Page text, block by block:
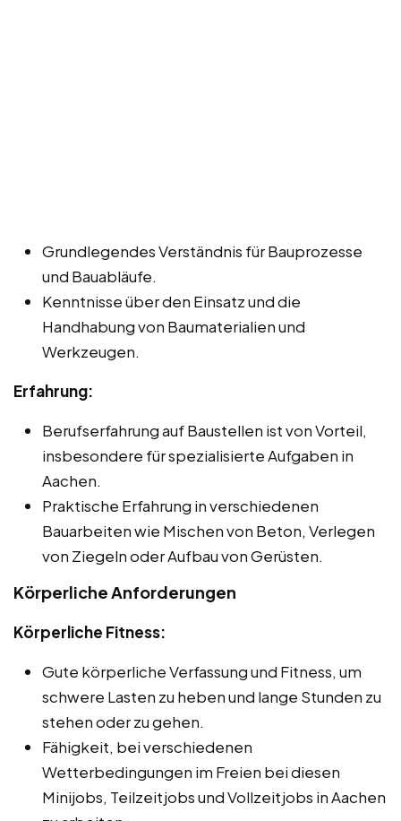
Grundlegendes Verständnis für Bauprozesse
und Bauabläufe.
Kenntnisse über den Einsatz und die
Handhabung von Baumaterialien und
Werkzeugen.
Erfahrung:
Berufserfahrung auf Baustellen ist von Vorteil,
insbesondere für spezialisierte Aufgaben in
Aachen.
Praktische Erfahrung in verschiedenen
Bauarbeiten wie Mischen von Beton, Verlegen
von Ziegeln oder Aufbau von Gerüsten.
Körperliche Anforderungen
Körperliche Fitness:
Gute körperliche Verfassung und Fitness, um
schwere Lasten zu heben und lange Stunden zu
stehen oder zu gehen.
Fähigkeit, bei verschiedenen
Wetterbedingungen im Freien bei diesen
Minijobs, Teilzeitjobs und Vollzeitjobs in Aachen